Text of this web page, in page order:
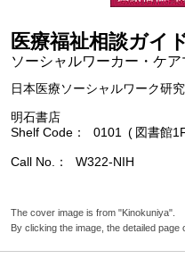
医療福祉相談ガイ
ソーシャルワーカー・ケ
日本医療ソーシャルワーク研
明石書店
Shelf Code
0101 図書館
Call No. W322-NIH
The cover image is from "Kinokuniya".
By clicking the image, the detailed page